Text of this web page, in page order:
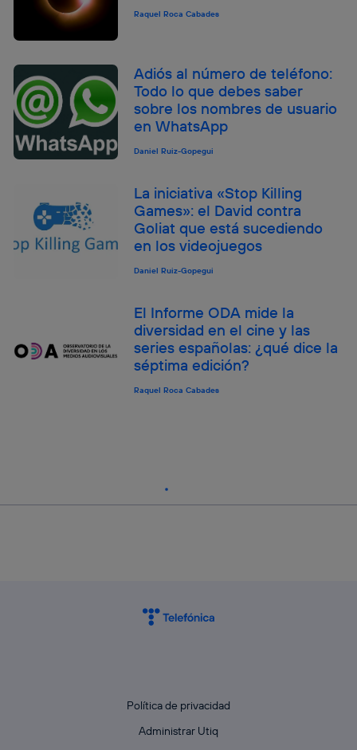
Raquel Roca Cabades
Adiós al número de teléfono:
Todo lo que debes saber
sobre los nombres de usuario
en WhatsApp
Daniel Ruiz-Gopegui
La iniciativa «Stop Killing
Games»: el David contra
Goliat que está sucediendo
en los videojuegos
Daniel Ruiz-Gopegui
El Informe ODA mide la
diversidad en el cine y las
series españolas: ¿qué dice la
séptima edición?
Raquel Roca Cabades
Política de privacidad
Administrar Utiq